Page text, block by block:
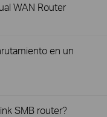
WAN Router
en un
SMB router?